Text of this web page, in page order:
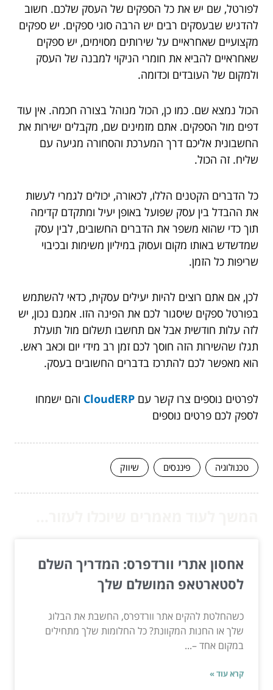
לפורטל, שם יש את כל הספקים של העסק שלכם. חשוב
להדגיש שבעסקים רבים יש הרבה סוגי ספקים. יש ספקים
מקצועיים שאחראיים על שירותים מסוימים, יש ספקים
שאחראיים להביא את חומרי הניקוי למבנה של העסק
ולמקום של העובדים וכדומה.
הכול נמצא שם. כמו כן, הכול מנוהל בצורה חכמה. אין עוד
דפים מול הספקים. אתם מזמינים שם, מקבלים ישירות את
החשבונית אליכם דרך המערכת והסחורה מגיעה עם
שליח. זה הכול.
כל הדברים הקטנים הללו, לכאורה, יכולים לגמרי לעשות
את ההבדל בין עסק שפועל באופן יעיל ומתקדם קדימה
תוך כדי שהוא משפר את הדברים החשובים, לבין עסק
שמדשדש באותו מקום ועסוק במיליון משימות ובכיבוי
שריפות כל הזמן.
לכן, אם אתם רוצים להיות יעילים עסקית, כדאי להשתמש
בפורטל ספקים שיסגור לכם את הפינה הזו. אמנם נכון, יש
לזה עלות חודשית אבל אם תחשבו תשלום מול תועלת
תגלו שהשירות הזה חוסך לכם זמן רב מידי יום וכאב ראש.
הוא מאפשר לכם להתרכז בדברים החשובים בעסק.
לפרטים נוספים צרו קשר עם CloudERP והם ישמחו
לספק לכם פרטים נוספים
טכנולוגיה פיננסים שיווק
אחסון אתרי וורדפרס: המדריך השלם
לסטארטאפ המושלם שלך
כשהחלטת להקים אתר וורדפרס, החשבת את הבלוג
שלך או החנות המקוונת? כל החלומות שלך מתחילים
במקום אחד –...
קרא עוד »